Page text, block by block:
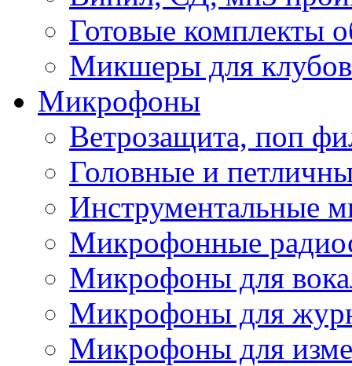
Готовые комплекты
Микшеры для клубов
Микрофоны
Ветрозащита, поп
Головные и
Инструментальные
Микрофонные
Микрофоны для
Микрофоны для
Микрофоны для